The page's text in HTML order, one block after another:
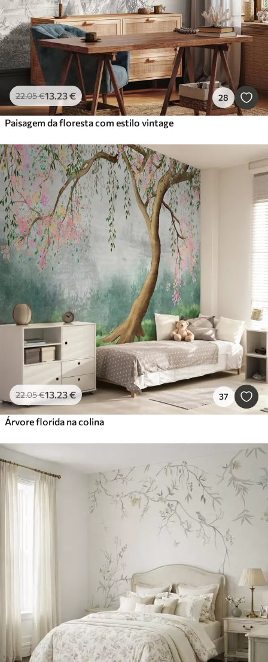
22.05€13.23€ 28
Paisagem da floresta com estilo vintage
22.05€13.23€ 37
Árvore florida na colina